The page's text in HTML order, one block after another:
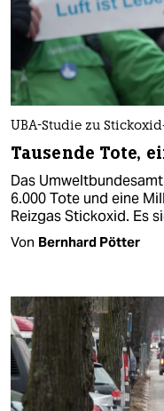
UBA-Studie zu
Tausende Tote,
Das
6.000 Tote und eine
Reizgas Stickoxid. Es
Von Bernhard Pötter